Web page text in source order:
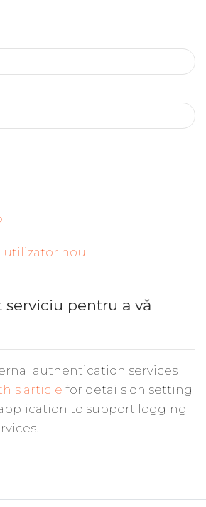
utilizator nou
pentru a vă
authentication services
article for details on setting
application to support logging